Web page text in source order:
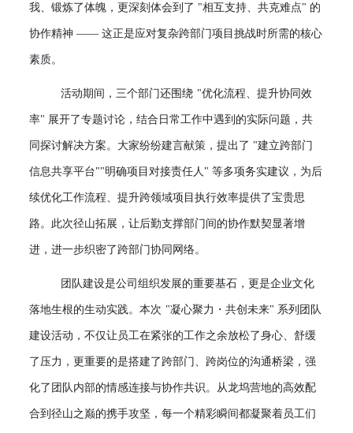
我、锻炼了体魄，更深刻体会到了 "相互支持、共克难点" 的
协作精神 —— 这正是应对复杂跨部门项目挑战时所需的核心
素质。
活动期间，三个部门还围绕 "优化流程、提升协同效
率" 展开了专题讨论，结合日常工作中遇到的实际问题，共
同探讨解决方案。大家纷纷建言献策，提出了 "建立跨部门
信息共享平台""明确项目对接责任人" 等多项务实建议，为后
续优化工作流程、提升跨领域项目执行效率提供了宝贵思
路。此次径山拓展，让后勤支撑部门间的协作默契显著增
进，进一步织密了跨部门协同网络。
团队建设是公司组织发展的重要基石，更是企业文化
落地生根的生动实践。本次 "凝心聚力・共创未来" 系列团队
建设活动，不仅让员工在紧张的工作之余放松了身心、舒缓
了压力，更重要的是搭建了跨部门、跨岗位的沟通桥梁，强
化了团队内部的情感连接与协作共识。从龙坞营地的高效配
合到径山之巅的携手攻坚，每一个精彩瞬间都凝聚着员工们